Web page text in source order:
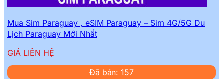
Mua Sim Paraguay , eSIM Paraguay – Sim 4G/5G Du
Lịch Paraguay Mới Nhất
GIÁ LIÊN HỆ
Đã bán: 157